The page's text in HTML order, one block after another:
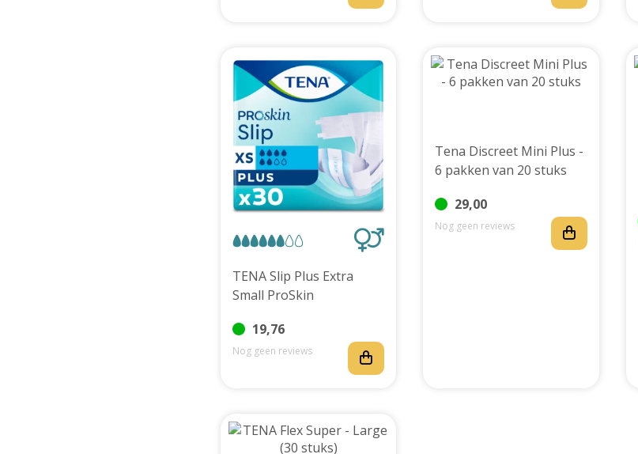
TENA Slip Plus Extra
Small ProSkin
19,76
Nog geen reviews
Tena Discreet Mini Plus -
6 pakken van 20 stuks
29,00
Nog geen reviews